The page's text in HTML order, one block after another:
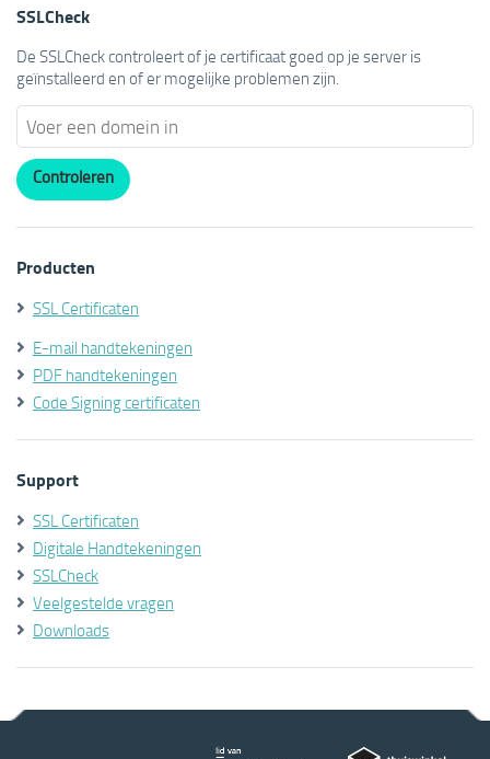
SSLCheck
De SSLCheck controleert of je certificaat goed op je server is
geïnstalleerd en of er mogelijke problemen zijn.
Producten
SSL Certificaten
E-mail handtekeningen
PDF handtekeningen
Code Signing certificaten
Support
SSL Certificaten
Digitale Handtekeningen
SSLCheck
Veelgestelde vragen
Downloads